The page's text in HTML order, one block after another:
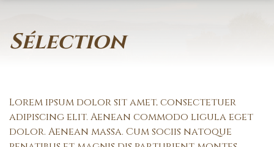
sélection
Lorem ipsum dolor sit amet, consectetuer
adipiscing elit. Aenean commodo ligula eget
dolor. Aenean massa. Cum sociis natoque